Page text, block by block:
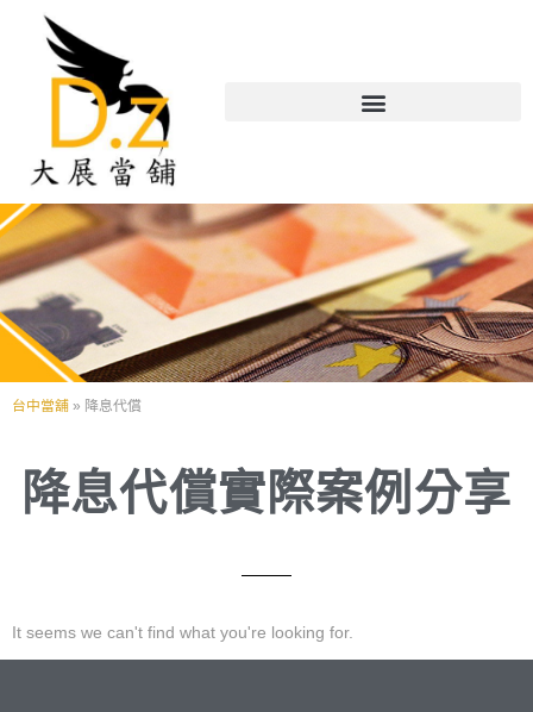
台中當舖 » 降息代償
降息代償實際案例分享
It seems we can't find what you're looking for.